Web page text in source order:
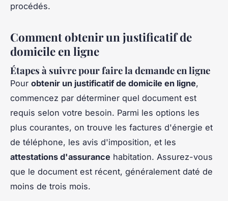
procédés.
Comment obtenir un justificatif de
domicile en ligne
Étapes à suivre pour faire la demande en ligne
Pour obtenir un justificatif de domicile en ligne,
commencez par déterminer quel document est
requis selon votre besoin. Parmi les options les
plus courantes, on trouve les factures d'énergie et
de téléphone, les avis d'imposition, et les
attestations d'assurance habitation. Assurez-vous
que le document est récent, généralement daté de
moins de trois mois.